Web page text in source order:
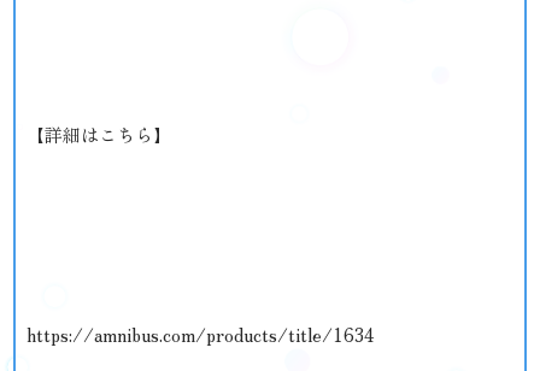
【詳細はこちら】
https://amnibus.com/products/title/1634